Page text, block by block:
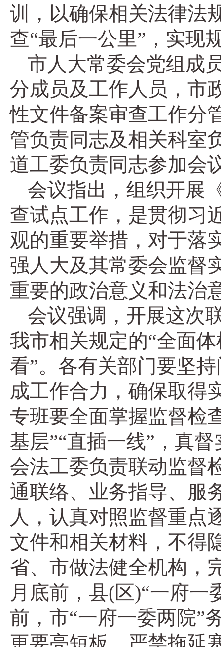
训，以确保相关法律法
查“最后一公里”，实现
市人大常委会党组成
分成员及工作人员，市
性文件备案审查工作分
管负责同志及相关科室
道工委负责同志参加会
会议指出，组织开展
查试点工作，是贯彻习
观的重要举措，对于落
强人大及其常委会监督
重要的政治意义和法治
会议强调，开展这次
我市相关规定的“全面
看”。各有关部门要坚
成工作合力，确保取得
专班要全面掌握监督检
基层”“直插一线”，真
会法工委负责联动监督
通联络、业务指导、服
人，认真对照监督重点
文件和相关材料，不得
省、市做法健全机构，
月底前，县(区)“一府一
前，市“一府一委两院”